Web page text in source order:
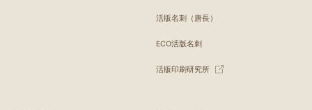
活版名刺（唐長）
ECO活版名刺
活版印刷研究所